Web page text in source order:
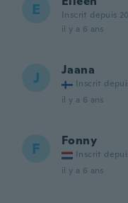
E Inscrit depuis
il y a 6 ans
J Jaana
Inscrit
il y a 6 ans
F Fonny
Inscrit
il y a 6 ans